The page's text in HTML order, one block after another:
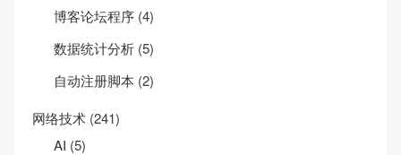
博客论坛程序 (4)
数据统计分析 (5)
自动注册脚本 (2)
网络技术 (241)
AI (5)